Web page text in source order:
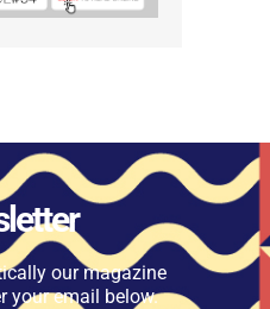
our magazine
your email below.